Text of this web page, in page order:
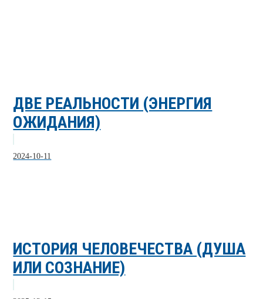
ДВЕ РЕАЛЬНОСТИ (ЭНЕРГИЯ
ОЖИДАНИЯ)
2024-10-11
ИСТОРИЯ ЧЕЛОВЕЧЕСТВА (ДУША
ИЛИ СОЗНАНИЕ)